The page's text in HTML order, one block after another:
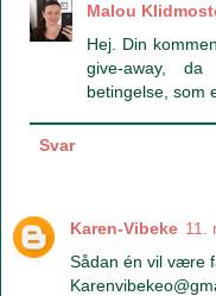
Malou
Hej. Din
give-away,
betingelse, som
Svar
Karen-Vibeke 11.
Sådan én vil være